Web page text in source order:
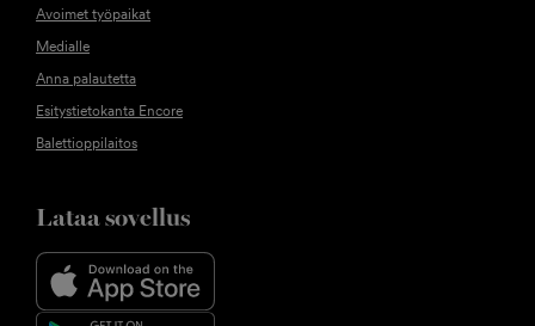
Avoimet työpaikat
Medialle
Anna palautetta
Esitystietokanta Encore
Balettioppilaitos
Lataa sovellus